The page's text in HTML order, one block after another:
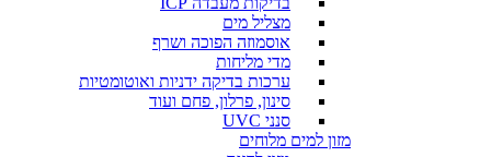
מצליל מים
אוסמוזה הפוכה ושרף
מדי מליחות
ערכות בדיקה ידניות ואוטומטיות
סינון, פרלון, פחם ועוד
סנני UVC
מזון למים מלוחים